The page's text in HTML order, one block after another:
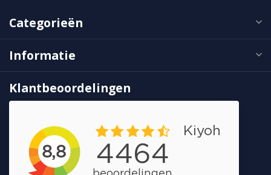
Categorieën
Informatie
Klantbeoordelingen